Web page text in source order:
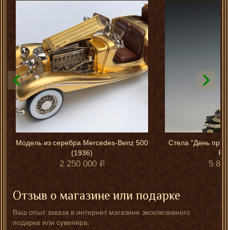
Модель из серебра Mercedes-Benz 500
(1936)
2 250 000
Стела "День
5
Отзыв о магазине или подарке
Ваш опыт заказа в интернет магазине эксклюзивного
подарка или сувенира.